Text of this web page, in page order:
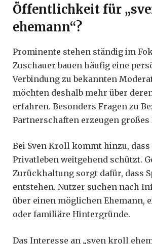
Öffentlichkeit für
ehemann“?
Prominente stehen ständig im
Zuschauer bauen häufig eine
Verbindung zu bekannten
möchten deshalb mehr über
erfahren. Besonders Fragen zu
Partnerschaften erzeugen großes
Bei Sven Kroll kommt hinzu, dass
Privatleben weitgehend schützt.
Zurückhaltung sorgt dafür, dass
entstehen. Nutzer suchen nach
über einen möglichen Ehemann,
oder familiäre Hintergründe.
Das Interesse an „sven kroll